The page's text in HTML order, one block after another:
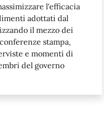
l'efficacia
adottati dal
il mezzo dei
stampa,
e momenti di
del governo